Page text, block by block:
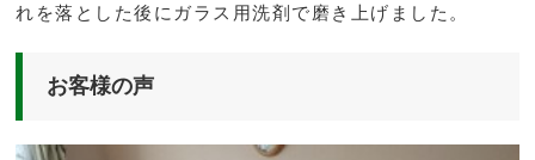
れを落とした後にガラス用洗剤で磨き上げました。
お客様の声